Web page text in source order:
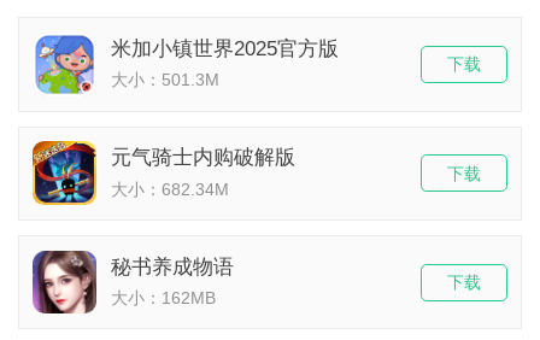
米加小镇世界2025官方版
大小：501.3M
下载
元气骑士内购破解版
大小：682.34M
下载
秘书养成物语
大小：162MB
下载